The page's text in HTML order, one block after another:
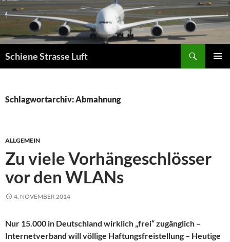
Zum
Inhalt
springen
Schiene Strasse Luft
Schlagwortarchiv: Abmahnung
ALLGEMEIN
Zu viele Vorhängeschlösser
vor den WLANs
4. NOVEMBER 2014
Nur 15.000 in Deutschland wirklich „frei“ zugänglich –
Internetverband will völlige Haftungsfreistellung – Heutige